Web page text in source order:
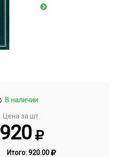
В наличии
Цена за шт.
920
Итого:920.00